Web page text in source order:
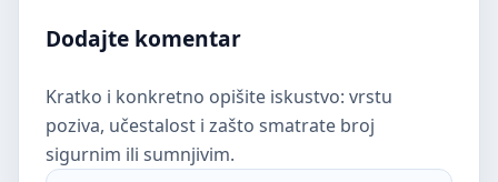
Dodajte komentar
Kratko i konkretno opišite iskustvo: vrstu
poziva, učestalost i zašto smatrate broj
sigurnim ili sumnjivim.